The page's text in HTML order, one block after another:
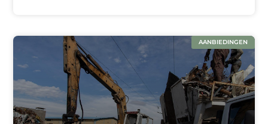
AANBIEDINGEN